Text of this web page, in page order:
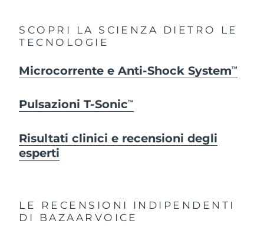
SCOPRI LA SCIENZA DIETRO LE
TECNOLOGIE
Microcorrente e Anti-Shock SystemTM
Pulsazioni T-SonicTM
Risultati clinici e recensioni degli
esperti
LE RECENSIONI INDIPENDENTI
DI BAZAARVOICE